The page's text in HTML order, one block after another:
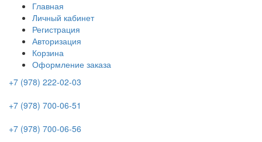
Главная
Личный кабинет
Регистрация
Авторизация
Корзина
Оформление заказа
+7 (978) 222-02-03
+7 (978) 700-06-51
+7 (978) 700-06-56